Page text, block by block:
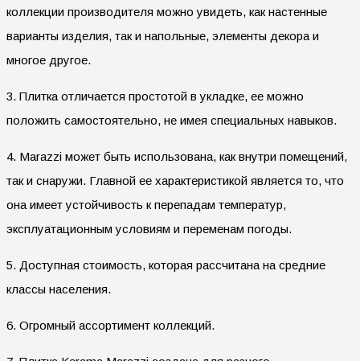
коллекции производителя можно увидеть, как настенные
варианты изделия, так и напольные, элементы декора и
многое другое.
3. Плитка отличается простотой в укладке, ее можно
положить самостоятельно, не имея специальных навыков.
4. Marazzi может быть использована, как внутри помещений,
так и снаружи. Главной ее характеристикой является то, что
она имеет устойчивость к перепадам температур,
эксплуатационным условиям и переменам погоды.
5. Доступная стоимость, которая рассчитана на средние
классы населения.
6. Огромный ассортимент коллекций.